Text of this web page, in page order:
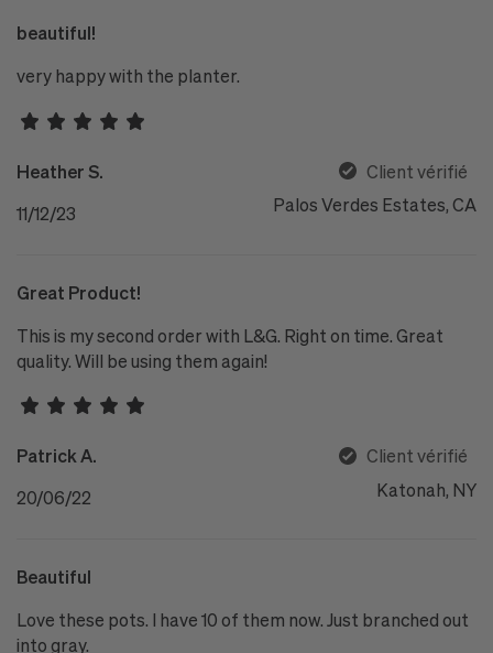
beautiful!
very happy with the planter.
Heather S.
Client vérifié
11/12/23
Palos Verdes Estates, CA
Great Product!
This is my second order with L&G. Right on time. Great
quality. Will be using them again!
Patrick A.
Client vérifié
20/06/22
Katonah, NY
Beautiful
Love these pots. I have 10 of them now. Just branched out
into gray.